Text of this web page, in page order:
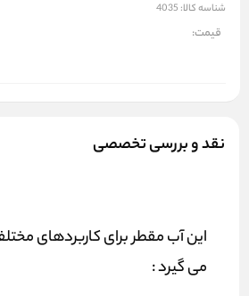
شناسه کالا: 4035
قیمت:
نقد و بررسی تخصصی
این آب مقطر برای کاربردهای
می گیرد :